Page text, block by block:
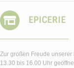
EPICERIE
Zur großen Freude
13.30 bis 16.00 Uhr